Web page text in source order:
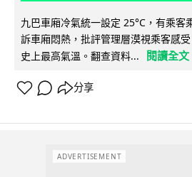
九巴車廂冷氣統一設定 25°C，有乘客
訴車廂悶熱，批評管理層漠視乘客感
史上最高氣溫。翻查資料...
閱讀全文
分享
ADVERTISEMENT